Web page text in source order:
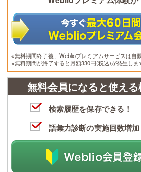
※無料期間終了後、Weblioプレミアムサービスは自
※無料期間が終了すると月額330円(税込)が発生しま
無料会員になると使える
検索履歴を保存できる！
語彙力診断の実施回数増加